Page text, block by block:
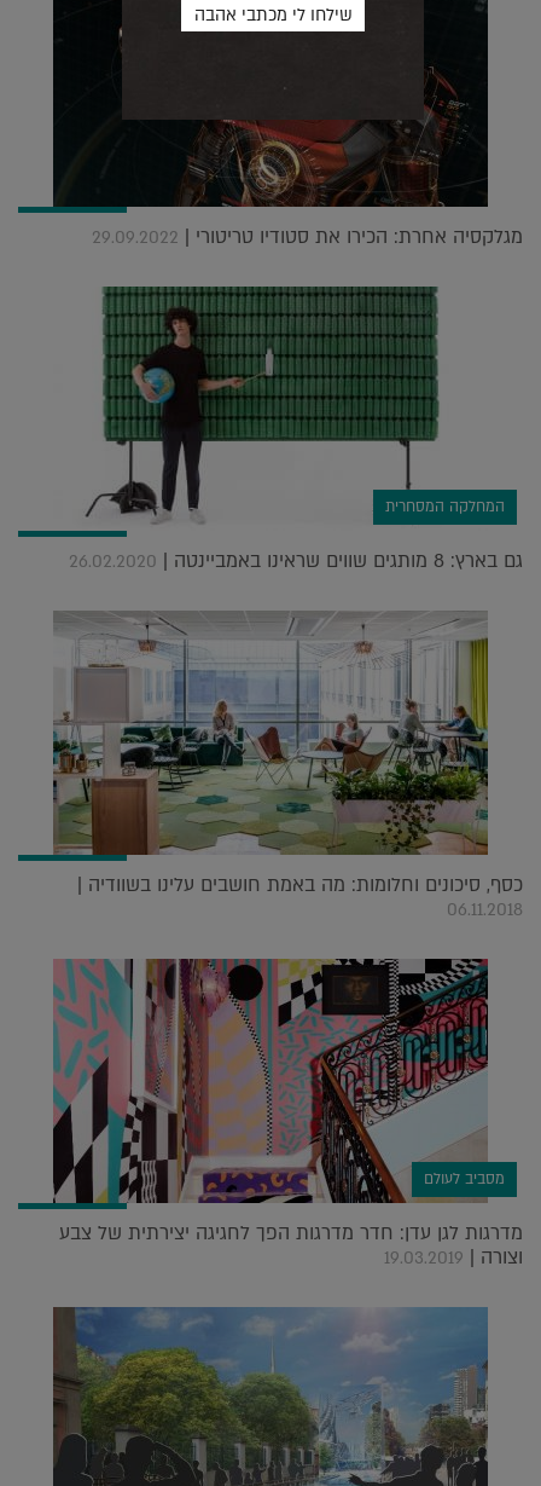
מגלקסיה אחרת: הכירו את סטודיו טריטורי | 29.09.2022
המחלקה המסחרית
גם בארץ: 8 מותגים שווים שראינו באמביינטה | 26.02.2020
כסף, סיכונים וחלומות: מה באמת חושבים עלינו בשוודיה |
06.11.2018
מסביב לעולם
מדרגות לגן עדן: חדר מדרגות הפך לחגיגה יצירתית של צבע
וצורה | 19.03.2019